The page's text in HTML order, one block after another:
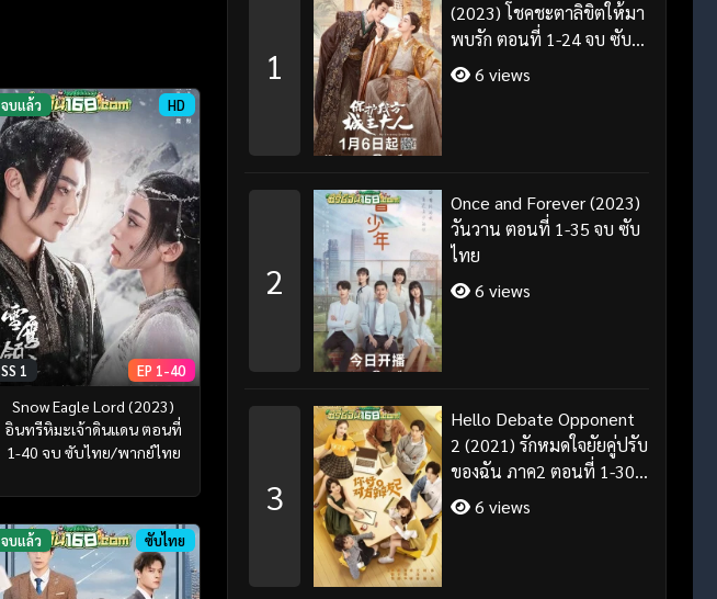
จบแล้ว HD
SS 1 EP 1-40
Snow Eagle Lord (2023)
อินทรีหิมะเจ้าดินแดน ตอนที่
1-40 จบ ซับไทย/พากย์ไทย
จบแล้ว ซับไทย
1
(2023) โชคชะตาลิขิตให้มา
พบรัก ตอนที่ 1-24 จบ ซับ
ไทย/พากย์ไทย
6 views
2
Once and Forever (2023)
วันวาน ตอนที่ 1-35 จบ ซับ
ไทย
6 views
3
Hello Debate Opponent
2 (2021) รักหมดใจยัยคู่ปรับ
ของฉัน ภาค2 ตอนที่ 1-30
จบ ซับไทย
6 views